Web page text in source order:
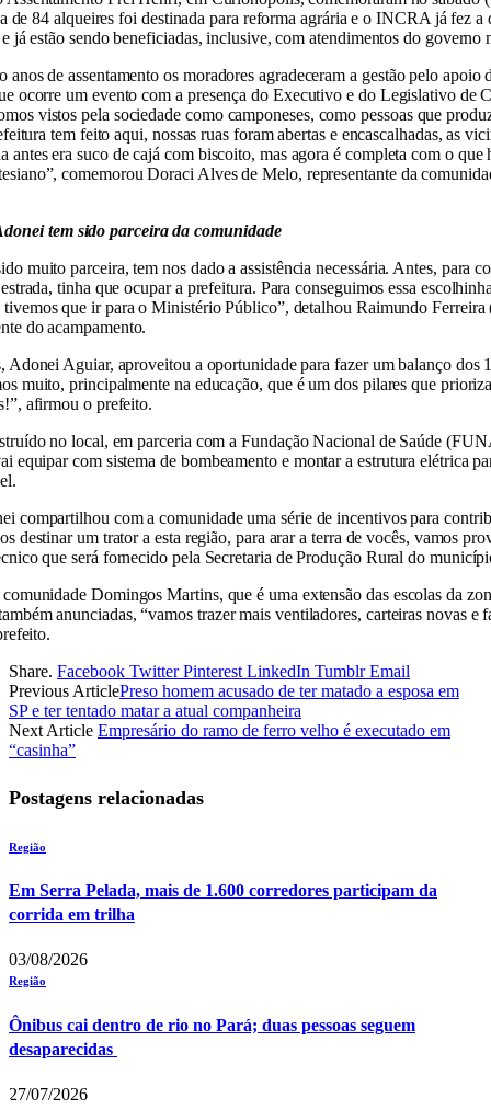
de 84 alqueires foi destinada para reforma agrária e o INCRA já fez a
já estão sendo beneficiadas, inclusive, com atendimentos do
de assentamento os moradores agradeceram a gestão pelo apoio
ocorre um evento com a presença do Executivo e do Legislativo de
vistos pela sociedade como camponeses, como pessoas que
tem feito aqui, nossas ruas foram abertas e encascalhadas, as
antes era suco de cajá com biscoito, mas agora é completa com o que
comemorou Doraci Alves de Melo, representante da
tem sido parceira da comunidade
muito parceira, tem nos dado a assistência necessária. Antes, para
tinha que ocupar a prefeitura. Para conseguimos essa
que ir para o Ministério Público”, detalhou Raimundo Ferreira
do acampamento.
Aguiar, aproveitou a oportunidade para fazer um balanço dos
muito, principalmente na educação, que é um dos pilares que
afirmou o prefeito.
no local, em parceria com a Fundação Nacional de Saúde
equipar com sistema de bombeamento e montar a estrutura elétrica
compartilhou com a comunidade uma série de incentivos para
destinar um trator a esta região, para arar a terra de vocês, vamos
que será fornecido pela Secretaria de Produção Rural do
Domingos Martins, que é uma extensão das escolas da
anunciadas, “vamos trazer mais ventiladores, carteiras novas e
Share. Facebook Twitter Pinterest LinkedIn Tumblr Email
Previous ArticlePreso homem acusado de ter matado a esposa em
SP e ter tentado matar a atual companheira
Next Article Empresário do ramo de ferro velho é executado em
“casinha”
Postagens relacionadas
Região
Em Serra Pelada, mais de 1.600 corredores participam da
corrida em trilha
03/08/2026
Região
Ônibus cai dentro de rio no Pará; duas pessoas seguem
desaparecidas
27/07/2026